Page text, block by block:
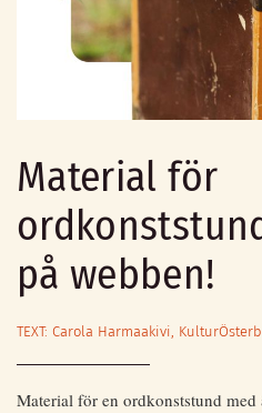
Material för
på webben!
TEXT: Carola Harmaakivi,
Material för en ordkonststund